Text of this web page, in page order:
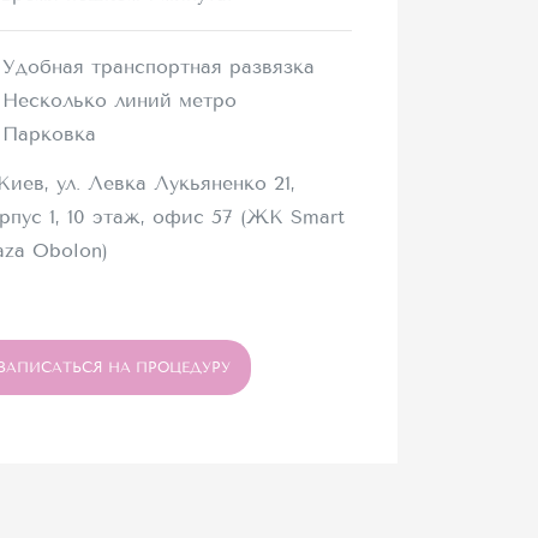
Удобная транспортная развязка
Несколько линий метро
Парковка
ул. Левка Лукьяненко 21,
1, 10 этаж, офис 57 (ЖК Smart
Obolon)
НА ПРОЦЕДУРУ